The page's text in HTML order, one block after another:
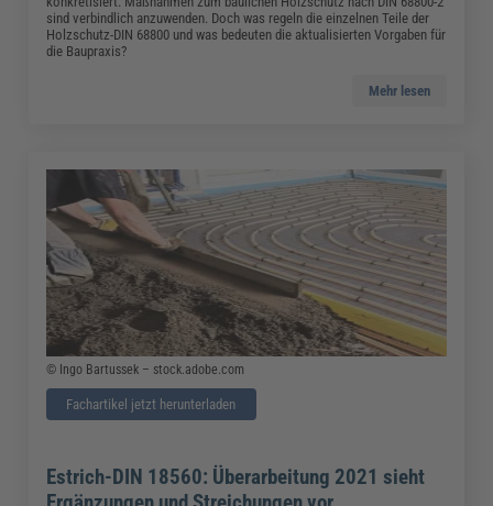
sind verbindlich anzuwenden. Doch was regeln die einzelnen Teile der
Holzschutz-DIN 68800 und was bedeuten die aktualisierten Vorgaben für
die Baupraxis?
Mehr lesen
© Ingo Bartussek – stock.adobe.com
Fachartikel jetzt herunterladen
Estrich-DIN 18560: Überarbeitung 2021 sieht